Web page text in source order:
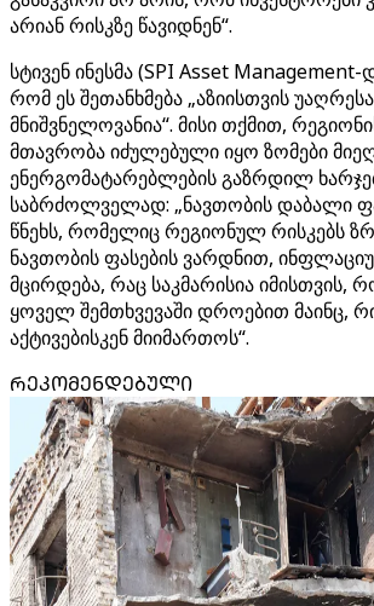
არიან რისკზე წავიდნენ“.
სტივენ ინესმა (SPI Asset Management-
რომ ეს შეთანხმება „აზიისთვის
მნიშვნელოვანია“. მისი თქმით,
მთავრობა იძულებული იყო ზომები
ენერგომატარებლების გაზრდილ
საბრძოლველად: „ნავთობის დაბალი
წნეხს, რომელიც რეგიონულ რისკებს
ნავთობის ფასების ვარდნით,
მცირდება, რაც საკმარისია იმისთვის,
ყოველ შემთხვევაში დროებით მაინც,
აქტივებისკენ მიიმართოს“.
ᲠᲔᲙᲝᲛᲔᲜᲓᲔᲑᲣᲚᲘ